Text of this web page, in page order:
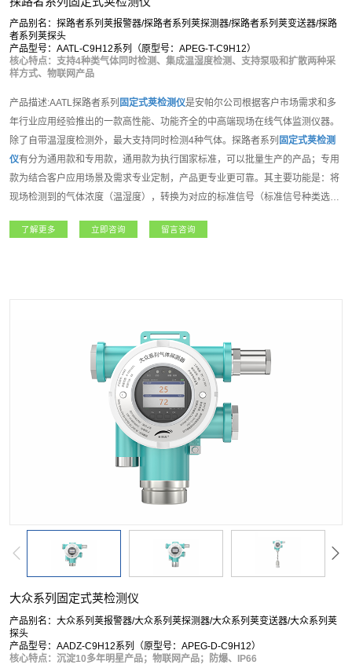
产品别名：探路者系列荚报警器/探路者系列荚探测器/探路者系列荚变送器/探路
者系列荚探头
产品型号：AATL-C9H12系列（原型号：APEG-T-C9H12）
核心特点：支持4种类气体同时检测、集成温湿度检测、支持泵吸和扩散两种采
样方式、物联网产品
产品描述:AATL探路者系列 固定式荚检测仪是安帕尔公司根据客户市场需求和多
年行业应用经验推出的一款高性能、功能齐全的中高端现场在线气体监测仪器。
除了自带温湿度检测外，最大支持同时检测4种气体。探路者系列 固定式荚检测
仪有分为通用款和专用款，通用款为执行国家标准，可以批量生产的产品；专用
款为结合客户应用场景及需求专业定制，产品更专业更可靠。其主要功能是：将
现场检测到的气体浓度（温湿度），转换为对应的标准信号（标准信号种类选择
行统一显示管理和控制，从而组成功能强大的智能化气体检测报警控制系统。探
了解更多 立即咨询 留言咨询
大众系列固定式荚检测仪
产品别名：大众系列荚报警器/大众系列荚探测器/大众系列荚变送器/大众系列荚
探头
产品型号：AADZ-C9H12系列（原型号：APEG-D-C9H12）
核心特点：沉淀10多年明星产品；物联网产品；防爆、IP66